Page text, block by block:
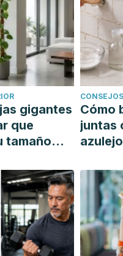
gigantes
que
tamaño
Cómo
juntas